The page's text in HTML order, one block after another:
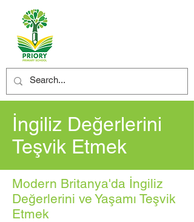
İngiliz Değerlerini
Teşvik Etmek
Modern Britanya'da İngiliz
Değerlerini ve Yaşamı Teşvik
Etmek